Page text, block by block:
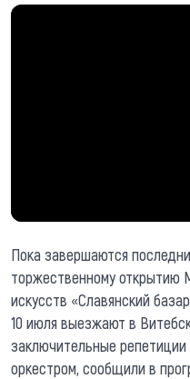
Пока завершаются
торжественному открытию
искусств «Славянский
10 июля выезжают в
заключительные
оркестром, сообщили в